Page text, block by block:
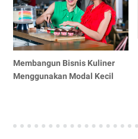
Membangun Bisnis Kuliner
Menggunakan Modal Kecil